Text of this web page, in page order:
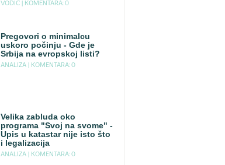
VODIC | KOMENTARA: 0
Pregovori o minimalcu
uskoro počinju - Gde je
Srbija na evropskoj listi?
ANALIZA | KOMENTARA: 0
Velika zabluda oko
programa "Svoj na svome" -
Upis u katastar nije isto što
i legalizacija
ANALIZA | KOMENTARA: 0